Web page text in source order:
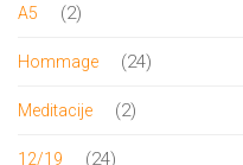
A5 22
Hommage 2424
Meditacije 22
12/19 2424